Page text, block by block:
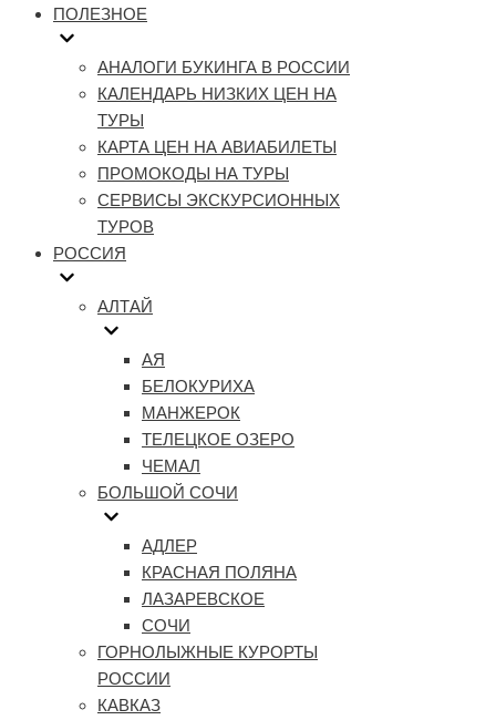
ПОЛЕЗНОЕ
АНАЛОГИ БУКИНГА В РОССИИ
КАЛЕНДАРЬ НИЗКИХ ЦЕН НА
ТУРЫ
КАРТА ЦЕН НА АВИАБИЛЕТЫ
ПРОМОКОДЫ НА ТУРЫ
СЕРВИСЫ ЭКСКУРСИОННЫХ
ТУРОВ
РОССИЯ
АЛТАЙ
АЯ
БЕЛОКУРИХА
МАНЖЕРОК
ТЕЛЕЦКОЕ ОЗЕРО
ЧЕМАЛ
БОЛЬШОЙ СОЧИ
АДЛЕР
КРАСНАЯ ПОЛЯНА
ЛАЗАРЕВСКОЕ
СОЧИ
ГОРНОЛЫЖНЫЕ КУРОРТЫ
РОССИИ
КАВКАЗ